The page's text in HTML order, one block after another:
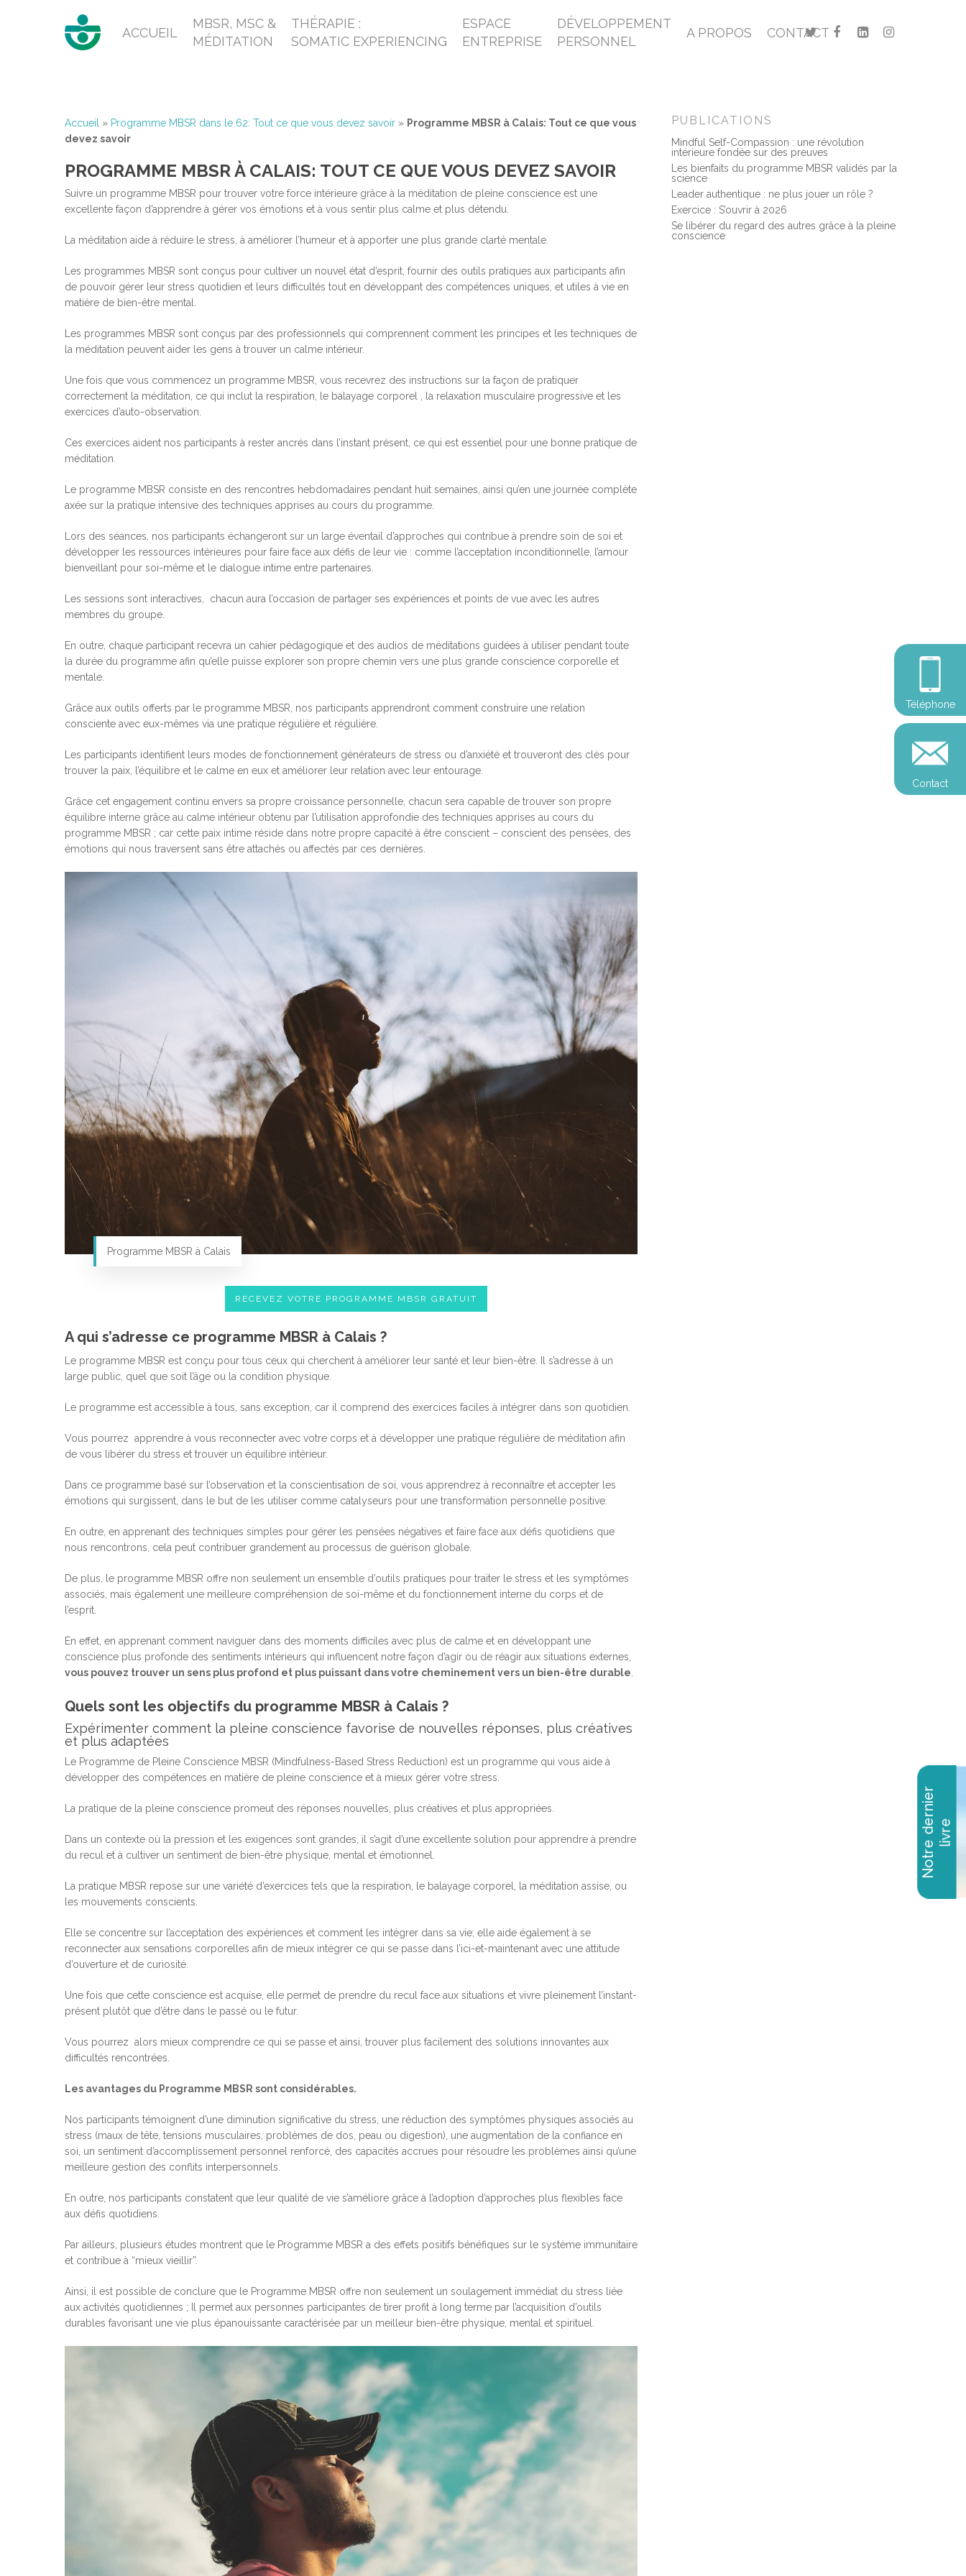
ACCUEIL
MBSR, MSC &
MÉDITATION
THÉRAPIE :
SOMATIC EXPERIENCING
ESPACE
ENTREPRISE
DÉVELOPPEMENT
PERSONNEL
A PROPOS CONTACT
Accueil » Programme MBSR dans le 62: Tout ce que vous devez savoir » Programme MBSR à Calais: Tout ce que vous
devez savoir
PROGRAMME MBSR À CALAIS: TOUT CE QUE VOUS DEVEZ SAVOIR
Suivre un programme MBSR pour trouver votre force intérieure grâce à la méditation de pleine conscience est une
excellente façon d’apprendre à gérer vos émotions et à vous sentir plus calme et plus détendu.
La méditation aide à réduire le stress, à améliorer l’humeur et à apporter une plus grande clarté mentale.
Les programmes MBSR sont conçus pour cultiver un nouvel état d’esprit, fournir des outils pratiques aux participants afin
de pouvoir gérer leur stress quotidien et leurs difficultés tout en développant des compétences uniques, et utiles à vie en
matière de bien-être mental.
Les programmes MBSR sont conçus par des professionnels qui comprennent comment les principes et les techniques de
la méditation peuvent aider les gens à trouver un calme intérieur.
Une fois que vous commencez un programme MBSR, vous recevrez des instructions sur la façon de pratiquer
correctement la méditation, ce qui inclut la respiration, le balayage corporel , la relaxation musculaire progressive et les
exercices d’auto-observation.
Ces exercices aident nos participants à rester ancrés dans l’instant présent, ce qui est essentiel pour une bonne pratique de
méditation.
Le programme MBSR consiste en des rencontres hebdomadaires pendant huit semaines, ainsi qu’en une journée complète
axée sur la pratique intensive des techniques apprises au cours du programme.
Lors des séances, nos participants échangeront sur un large éventail d’approches qui contribue à prendre soin de soi et
développer les ressources intérieures pour faire face aux défis de leur vie : comme l’acceptation inconditionnelle, l’amour
bienveillant pour soi-même et le dialogue intime entre partenaires.
Les sessions sont interactives, chacun aura l’occasion de partager ses expériences et points de vue avec les autres
membres du groupe.
En outre, chaque participant recevra un cahier pédagogique et des audios de méditations guidées à utiliser pendant toute
la durée du programme afin qu’elle puisse explorer son propre chemin vers une plus grande conscience corporelle et
mentale.
Grâce aux outils offerts par le programme MBSR, nos participants apprendront comment construire une relation
consciente avec eux-mêmes via une pratique régulière et régulière.
Les participants identifient leurs modes de fonctionnement générateurs de stress ou d’anxiété et trouveront des clés pour
trouver la paix, l’équilibre et le calme en eux et améliorer leur relation avec leur entourage.
Grâce cet engagement continu envers sa propre croissance personnelle, chacun sera capable de trouver son propre
équilibre interne grâce au calme intérieur obtenu par l’utilisation approfondie des techniques apprises au cours du
programme MBSR ; car cette paix intime réside dans notre propre capacité à être conscient – conscient des pensées, des
émotions qui nous traversent sans être attachés ou affectés par ces dernières.
Programme MBSR à Calais
RECEVEZ VOTRE PROGRAMME MBSR GRATUIT
A qui s’adresse ce programme MBSR à Calais ?
Le programme MBSR est conçu pour tous ceux qui cherchent à améliorer leur santé et leur bien-être. Il s’adresse à un
large public, quel que soit l’âge ou la condition physique.
Le programme est accessible à tous, sans exception, car il comprend des exercices faciles à intégrer dans son quotidien.
Vous pourrez apprendre à vous reconnecter avec votre corps et à développer une pratique régulière de méditation afin
de vous libérer du stress et trouver un équilibre intérieur.
Dans ce programme basé sur l’observation et la conscientisation de soi, vous apprendrez à reconnaître et accepter les
émotions qui surgissent, dans le but de les utiliser comme catalyseurs pour une transformation personnelle positive.
En outre, en apprenant des techniques simples pour gérer les pensées négatives et faire face aux défis quotidiens que
nous rencontrons, cela peut contribuer grandement au processus de guérison globale.
De plus, le programme MBSR offre non seulement un ensemble d’outils pratiques pour traiter le stress et les symptômes
associés, mais également une meilleure compréhension de soi-même et du fonctionnement interne du corps et de
l’esprit.
En effet, en apprenant comment naviguer dans des moments difficiles avec plus de calme et en développant une
conscience plus profonde des sentiments intérieurs qui influencent notre façon d’agir ou de réagir aux situations externes,
vous pouvez trouver un sens plus profond et plus puissant dans votre cheminement vers un bien-être durable.
Quels sont les objectifs du programme MBSR à Calais ?
Expérimenter comment la pleine conscience favorise de nouvelles réponses, plus créatives
et plus adaptées
Le Programme de Pleine Conscience MBSR (Mindfulness-Based Stress Reduction) est un programme qui vous aide à
développer des compétences en matière de pleine conscience et à mieux gérer votre stress.
La pratique de la pleine conscience promeut des réponses nouvelles, plus créatives et plus appropriées.
Dans un contexte où la pression et les exigences sont grandes, il s’agit d’une excellente solution pour apprendre à prendre
du recul et à cultiver un sentiment de bien-être physique, mental et émotionnel.
La pratique MBSR repose sur une variété d’exercices tels que la respiration, le balayage corporel, la méditation assise, ou
les mouvements conscients.
Elle se concentre sur l’acceptation des expériences et comment les intégrer dans sa vie; elle aide également à se
reconnecter aux sensations corporelles afin de mieux intégrer ce qui se passe dans l’ici-et-maintenant avec une attitude
d’ouverture et de curiosité.
Une fois que cette conscience est acquise, elle permet de prendre du recul face aux situations et vivre pleinement l’instant-
présent plutôt que d’être dans le passé ou le futur.
Vous pourrez alors mieux comprendre ce qui se passe et ainsi, trouver plus facilement des solutions innovantes aux
difficultés rencontrées.
Les avantages du Programme MBSR sont considérables.
Nos participants témoignent d’une diminution significative du stress, une réduction des symptômes physiques associés au
stress (maux de tête, tensions musculaires, problèmes de dos, peau ou digestion), une augmentation de la confiance en
soi, un sentiment d’accomplissement personnel renforcé, des capacités accrues pour résoudre les problèmes ainsi qu’une
meilleure gestion des conflits interpersonnels.
En outre, nos participants constatent que leur qualité de vie s’améliore grâce à l’adoption d’approches plus flexibles face
aux défis quotidiens.
Par ailleurs, plusieurs études montrent que le Programme MBSR a des effets positifs bénéfiques sur le système immunitaire
et contribue à “mieux vieillir”.
Ainsi, il est possible de conclure que le Programme MBSR offre non seulement un soulagement immédiat du stress liée
aux activités quotidiennes ; Il permet aux personnes participantes de tirer profit à long terme par l’acquisition d’outils
durables favorisant une vie plus épanouissante caractérisée par un meilleur bien-être physique, mental et spirituel.
PUBLICATIONS
Mindful Self-Compassion : une révolution
intérieure fondée sur des preuves
Les bienfaits du programme MBSR validés par la
science
Leader authentique : ne plus jouer un rôle ?
Exercice : S’ouvrir à 2026
Se libérer du regard des autres grâce à la pleine
conscience
Téléphone
Contact